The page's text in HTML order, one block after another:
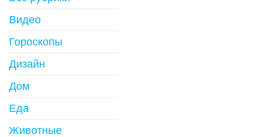
Видео
Гороскопы
Дизайн
Дом
Еда
Животные